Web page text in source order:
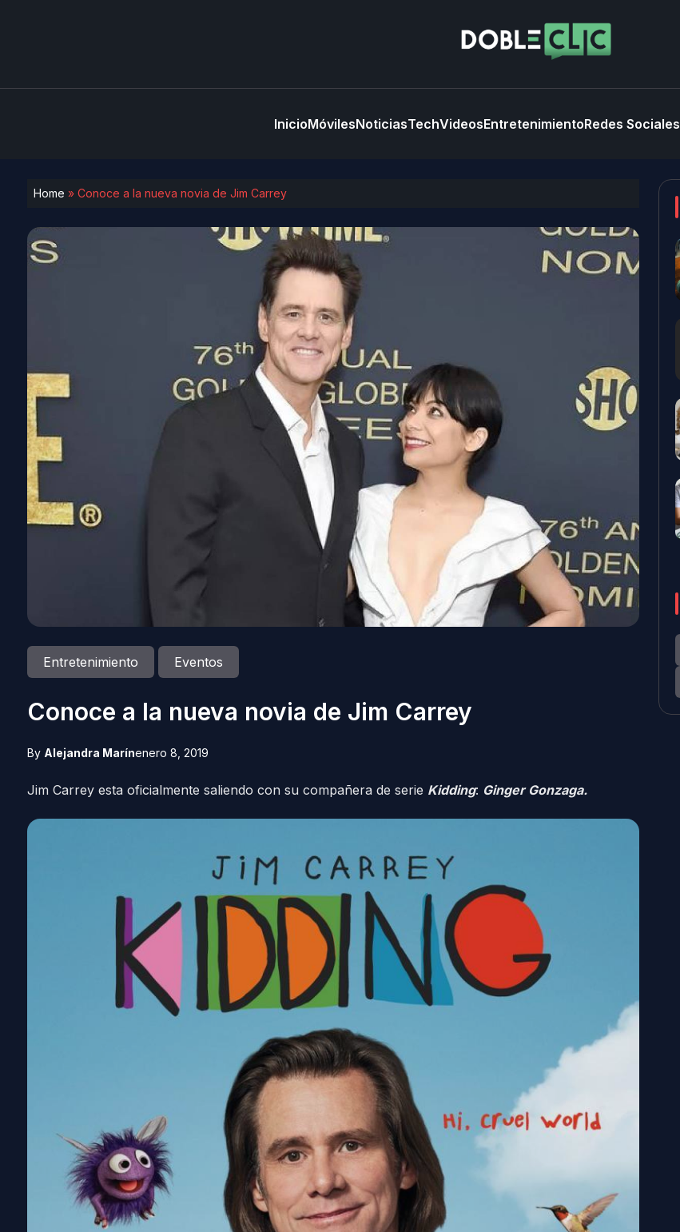
InicioMóvilesNoticiasTechVideosEntretenimientoRedes Sociales
Home » Conoce a la nueva novia de Jim Carrey
Entretenimiento Eventos
Conoce a la nueva novia de Jim Carrey
By Alejandra Marínenero 8, 2019
Jim Carrey esta oficialmente saliendo con su compañera de serie Kidding: Ginger Gonzaga.